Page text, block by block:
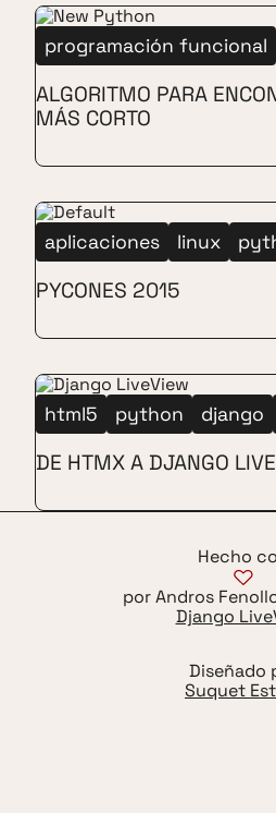
programación funcional
ALGORITMO PARA
MÁS CORTO
aplicaciones linux
PYCONES 2015
html5 python django
DE HTMX A DJANGO
Hecho
por Andros
Django
Diseñado
Suquet